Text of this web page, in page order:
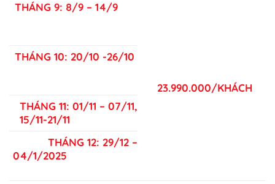
THÁNG 9: 8/9 – 14/9
23.990.000/KHÁCH
THÁNG 10: 20/10 -26/10
THÁNG 11: 01/11 – 07/11,
15/11-21/11
THÁNG 12: 29/12 –
04/1/2025